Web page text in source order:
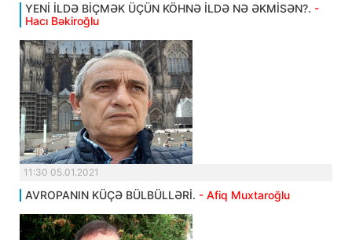
YENİ İLDƏ BİÇMƏK ÜÇÜN KÖHNƏ İLDƏ NƏ ƏKMİSƏN?. -
Hacı Bəkiroğlu
11:30 05.01.2021
AVROPANIN KÜÇƏ BÜLBÜLLƏRİ. - Afiq Muxtaroğlu